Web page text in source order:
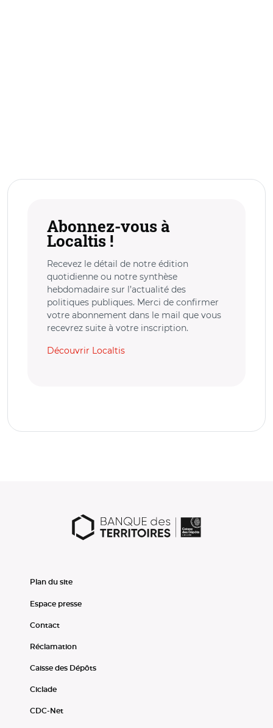
Abonnez-vous à
Localtis !
Recevez le détail de notre édition
quotidienne ou notre synthèse
hebdomadaire sur l’actualité des
politiques publiques. Merci de confirmer
votre abonnement dans le mail que vous
recevrez suite à votre inscription.
Découvrir Localtis
Plan du site
Espace presse
Contact
Réclamation
Caisse des Dépôts
Ciclade
CDC-Net